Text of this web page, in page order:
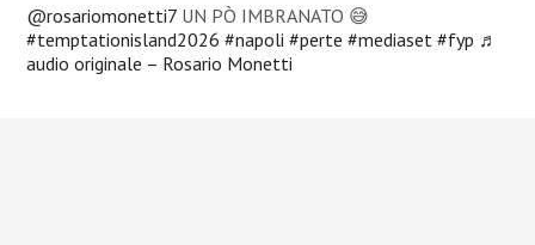
@rosariomonetti7 UN PÒ IMBRANATO 😅
#temptationisland2026 #napoli #perte #mediaset #fyp ♬
audio originale – Rosario Monetti